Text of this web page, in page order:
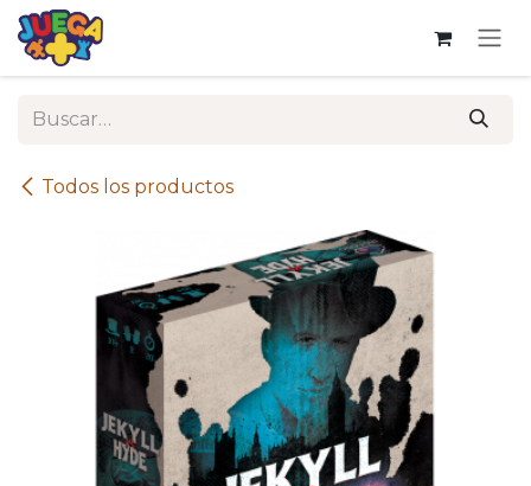
Ir al contenido
Todos los productos